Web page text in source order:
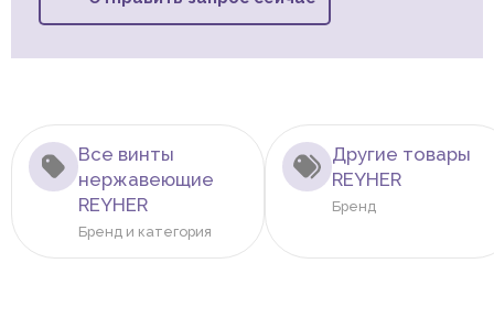
Все винты
нержавеющие
REYHER
Бренд и категория
Другие товары
REYHER
Бренд